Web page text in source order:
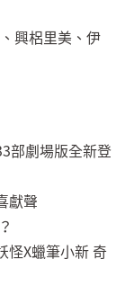
興梠里美、伊
部劇場版全新登
獻聲
怪X蠟筆小新 奇